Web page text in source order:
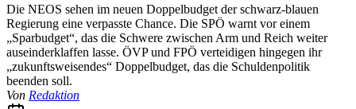
Die NEOS sehen im neuen Doppelbudget der schwarz-blauen
Regierung eine verpasste Chance. Die SPÖ warnt vor einem
„Sparbudget“, das die Schwere zwischen Arm und Reich weiter
auseinderklaffen lasse. ÖVP und FPÖ verteidigen hingegen ihr
„zukunftsweisendes“ Doppelbudget, das die Schuldenpolitik
beenden soll.
Von Redaktion